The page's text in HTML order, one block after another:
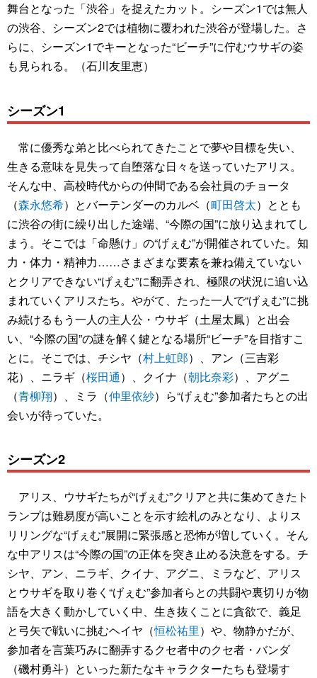
舞台となった「渋谷」を捉えたカット。シーズン1では無人
の渋谷、シーズン2では植物に覆われた渋谷が登場した。さ
らに、シーズン1でキーとなった“ビーチ”に佇むウサギの姿
も見られる。（石川友里恵）
シーズン1
常に優秀な弟と比べられてきたことで夢や目標を失い、
生きる意味を見失って自堕落な日々を送っていたアリス。
そんな中、高校時代からの仲間である会社員のチョータ
（森永悠希）とバーテンダーのカルベ（町田啓太）ととも
に渋谷の街に繰り出した途端、“今際の国”に放り込まれてし
まう。そこでは「命懸け」の“げぇむ”が開催されていた。知
力・体力・精神力……さまざまな要素を兼ね備えていない
とクリアできない“げぇむ”に翻弄され、極限の状況に追い込
まれていくアリスたち。やがて、たった一人で“げぇむ”に挑
み続けるもう一人の主人公・ウサギ（土屋太鳳）と出会
い、“今際の国”の謎を解く鍵となる場所“ビーチ”を目指すこ
とに。そこでは、チシヤ（村上虹郎）、アン（三吉彩
花）、ニラギ（桜田通）、クイナ（朝比奈彩）、アグニ
（青柳翔）、ミラ（仲里依紗）ら“げぇむ”参加者たちとの出
会いが待っていた。
シーズン2
アリス、ウサギたちが“げぇむ”クリアと共に集めてきたト
ランプは難易度が高いことを示す絵札のみとなり、よりス
リリングな“げぇむ”展開に緊張感と恐怖が増していく。そん
な中アリスは“今際の国”の正体を突き止める決意をする。チ
シヤ、アン、ニラギ、クイナ、アグニ、ミラなど、アリス
とウサギを取り巻く“げぇむ”参加者らとの共闘や裏切りが物
語を大きく動かしていく中、生き抜くことに貪欲で、義足
と弓矢で戦いに挑むヘイヤ（恒松祐里）や、物静かだが、
参加者を言葉巧みに翻弄するクセ者中のクセ者・バンダ
（磯村勇斗）といった新たなキャラクターたちも登場す